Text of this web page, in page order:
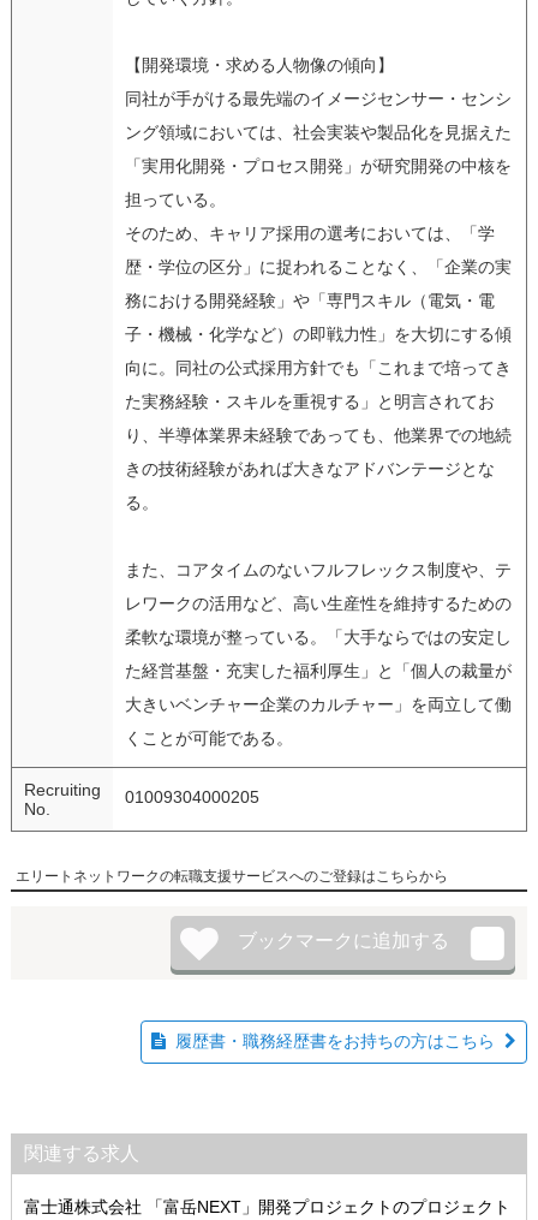
【開発環境・求める人物像の傾向】
同社が手がける最先端のイメージセンサー・センシ
ング領域においては、社会実装や製品化を見据えた
「実用化開発・プロセス開発」が研究開発の中核を
担っている。
そのため、キャリア採用の選考においては、「学
歴・学位の区分」に捉われることなく、「企業の実
務における開発経験」や「専門スキル（電気・電
子・機械・化学など）の即戦力性」を大切にする傾
向に。同社の公式採用方針でも「これまで培ってき
た実務経験・スキルを重視する」と明言されてお
り、半導体業界未経験であっても、他業界での地続
きの技術経験があれば大きなアドバンテージとな
る。
また、コアタイムのないフルフレックス制度や、テ
レワークの活用など、高い生産性を維持するための
柔軟な環境が整っている。「大手ならではの安定し
た経営基盤・充実した福利厚生」と「個人の裁量が
大きいベンチャー企業のカルチャー」を両立して働
くことが可能である。
Recruiting
No.
01009304000205
エリートネットワークの転職支援サービスへのご登録はこちらから
履歴書・職務経歴書をお持ちの方はこちら
関連する求人
富士通株式会社 「富岳NEXT」開発プロジェクトのプロジェクト